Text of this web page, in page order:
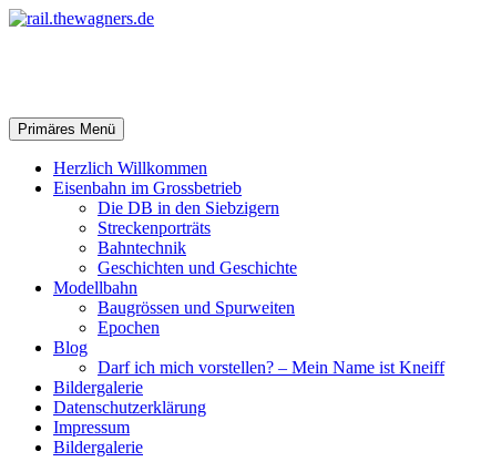
Zum
Suchen
Primäres Menü
Herzlich Willkommen
Eisenbahn im Grossbetrieb
Die DB in den Siebzigern
Streckenporträts
Bahntechnik
Geschichten und Geschichte
Modellbahn
Baugrössen und Spurweiten
Epochen
Blog
Darf ich mich vorstellen? – Mein Name ist Kneiff
Bildergalerie
Datenschutzerklärung
Impressum
Bildergalerie